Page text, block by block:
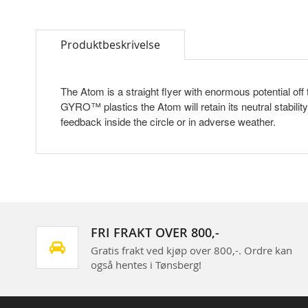
to
images
gallery
Produktbeskrivelse
The Atom is a straight flyer with enormous potential
GYRO™ plastics the Atom will retain its neutral
feedback inside the circle or in adverse weather.
FRI FRAKT OVER 800,-
Gratis frakt ved kjøp over 800,-. Ordre kan
også hentes i Tønsberg!